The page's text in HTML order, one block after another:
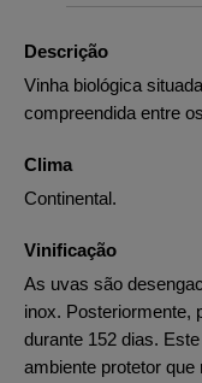
Descrição
Vinha biológica
compreendida entre
Clima
Continental.
Vinificação
As uvas são
inox. Posteriormente,
durante 152 dias.
ambiente protetor